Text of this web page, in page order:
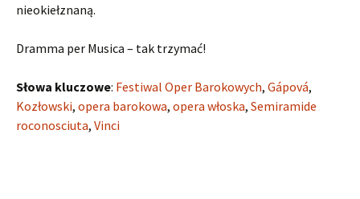
nieokiełznaną.
Dramma per Musica – tak trzymać!
Słowa kluczowe: Festiwal Oper Barokowych, Gápová,
Kozłowski, opera barokowa, opera włoska, Semiramide
roconosciuta, Vinci